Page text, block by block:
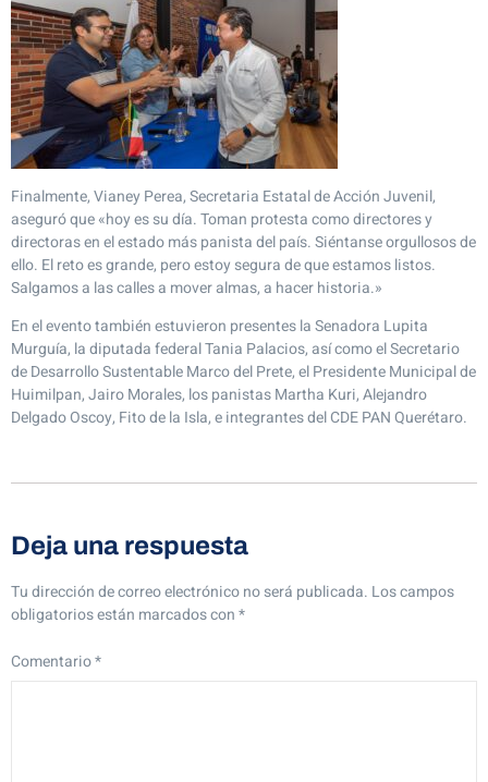
Finalmente, Vianey Perea, Secretaria Estatal de Acción Juvenil,
aseguró que «hoy es su día. Toman protesta como directores y
directoras en el estado más panista del país. Siéntanse orgullosos de
ello. El reto es grande, pero estoy segura de que estamos listos.
Salgamos a las calles a mover almas, a hacer historia.»
En el evento también estuvieron presentes la Senadora Lupita
Murguía, la diputada federal Tania Palacios, así como el Secretario
de Desarrollo Sustentable Marco del Prete, el Presidente Municipal de
Huimilpan, Jairo Morales, los panistas Martha Kuri, Alejandro
Delgado Oscoy, Fito de la Isla, e integrantes del CDE PAN Querétaro.
Deja una respuesta
Tu dirección de correo electrónico no será publicada. Los campos
obligatorios están marcados con*
Comentario*